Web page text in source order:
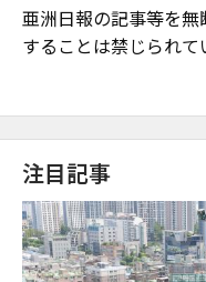
亜洲日報の記事等を
することは禁じられて
注目記事